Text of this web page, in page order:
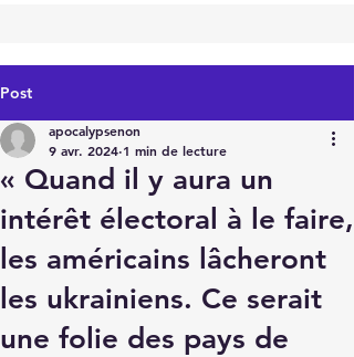
Post
« Quand il y aura un
intérêt électoral à le faire,
les américains lâcheront
les ukrainiens. Ce serait
une folie des pays de
apocalypsenon
9 avr. 2024 1 min de lecture